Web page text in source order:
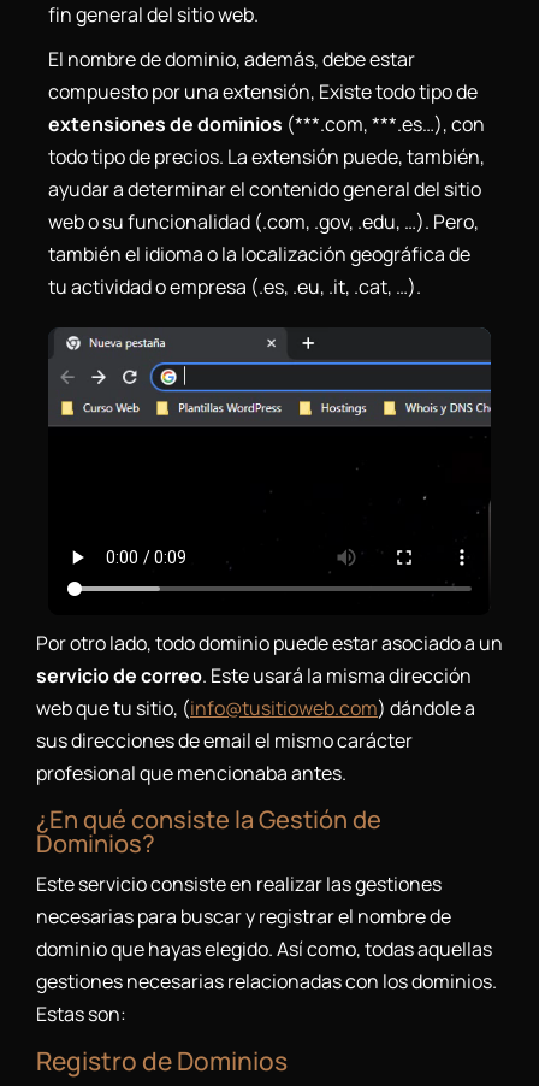
fin general del sitio web.
El nombre de dominio, además, debe estar
compuesto por una extensión, Existe todo tipo de
extensiones de dominios (***.com, ***.es…), con
todo tipo de precios. La extensión puede, también,
ayudar a determinar el contenido general del sitio
web o su funcionalidad (.com, .gov, .edu, …). Pero,
también el idioma o la localización geográfica de
tu actividad o empresa (.es, .eu, .it, .cat, …).
Por otro lado, todo dominio puede estar asociado a un
servicio de correo. Este usará la misma dirección
web que tu sitio, (info@tusitioweb.com) dándole a
sus direcciones de email el mismo carácter
profesional que mencionaba antes.
¿En qué consiste la Gestión de
Dominios?
Este servicio consiste en realizar las gestiones
necesarias para buscar y registrar el nombre de
dominio que hayas elegido. Así como, todas aquellas
gestiones necesarias relacionadas con los dominios.
Estas son:
Registro de Dominios